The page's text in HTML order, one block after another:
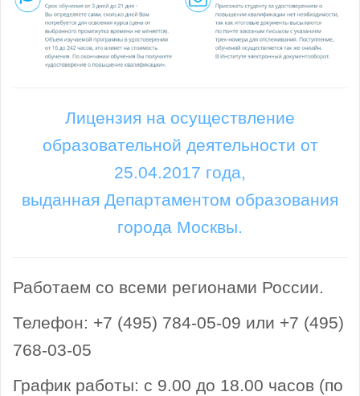
Лицензия на осуществление
образовательной деятельности от
25.04.2017 года,
выданная Департаментом образования
города Москвы.
Работаем со всеми регионами России.
Телефон: +7 (495) 784-05-09 или +7 (495)
768-03-05
График работы: с 9.00 до 18.00 часов (по